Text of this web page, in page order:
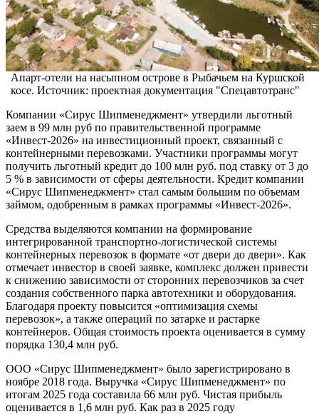
Апарт-отели на насыпном острове в Рыбачьем на Куршской
косе. Источник: проектная документация "Спецавтотранс"
Компании «Сирус Шипменеджмент» утвердили льготный
заем в 99 млн руб по правительственной программе
«Инвест-2026» на инвестиционный проект, связанный с
контейнерными перевозками. Участники программы могут
получить льготный кредит до 100 млн руб. под ставку от 3 до
5 % в зависимости от сферы деятельности. Кредит компании
«Сирус Шипменеджмент» стал самым большим по объемам
займом, одобренным в рамках программы «Инвест-2026».
Средства выделяются компании на формирование
интегрированной транспортно-логистической системы
контейнерных перевозок в формате «от двери до двери». Как
отмечает инвестор в своей заявке, комплекс должен привести
к снижению зависимости от сторонних перевозчиков за счет
создания собственного парка автотехники и оборудования.
Благодаря проекту повысится «оптимизация схемы
перевозок», а также операций по затарке и растарке
контейнеров. Общая стоимость проекта оценивается в сумму
порядка 130,4 млн руб.
ООО «Сирус Шипменеджмент» было зарегистрировано в
ноябре 2018 года. Выручка «Сирус Шипменеджмент» по
итогам 2025 года составила 66 млн руб. Чистая прибыль
оценивается в 1,6 млн руб. Как раз в 2025 году